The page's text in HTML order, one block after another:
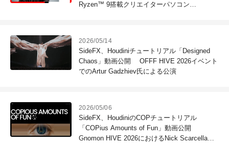
Ryzen™ 9搭載クリエイターパソコン
2026/05/14
SideFX、Houdiniチュートリアル「Designed
Chaos」動画公開 OFFF HIVE 2026イベント
でのArtur Gadzhiev氏による公演
2026/05/06
SideFX、HoudiniのCOPチュートリアル
「COPius Amounts of Fun」動画公開
Gnomon HIVE 2026におけるNick Scarcella氏